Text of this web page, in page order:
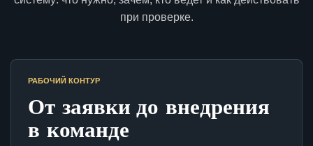
при проверке.
РАБОЧИЙ КОНТУР
От заявки до внедрения
в команде